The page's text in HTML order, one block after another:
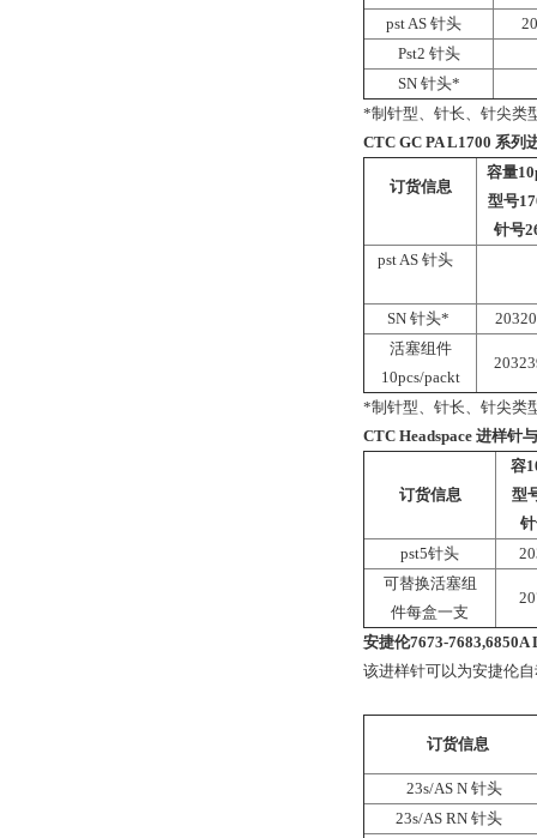
pst AS 针头
Pst2 针头
SN 针头*
*制针型、针长、针尖类
CTC GC PA L1700 系列
订货信息
容量
型号
针号
pst AS 针头
SN 针头*
活塞组件
10pcs/packt
*制针型、针长、针尖类
CTC Headspace 进样针
订货信息
容
型
pst5针头
可替换活塞组
件每盒一支
安捷伦7673-7683,6850A
该进样针可以为安捷伦
订货信息
23s/AS N 针头
23s/AS RN 针头